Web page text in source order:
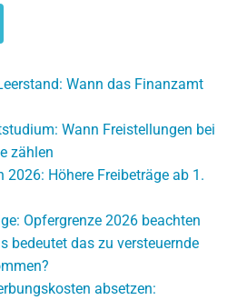
Wann das Finanzamt
Wann Freistellungen bei
zählen
Höhere Freibeträge ab 1.
Opfergrenze 2026 beachten
bedeutet das zu versteuernde
absetzen: